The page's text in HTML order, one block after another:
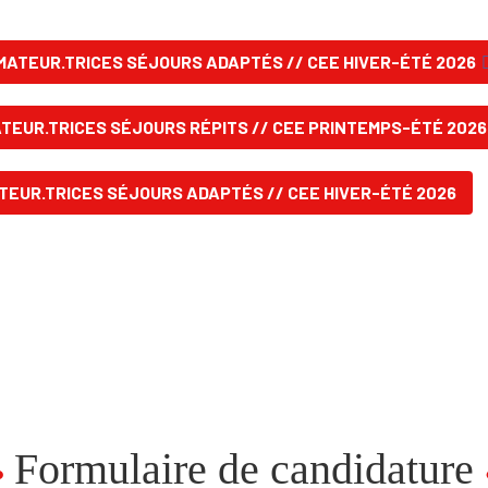
SÉJOURS ADAPTÉS // CEE HIVER-ÉTÉ 2026
SÉJOURS RÉPITS // CEE PRINTEMPS-ÉTÉ 2026
SÉJOURS ADAPTÉS // CEE HIVER-ÉTÉ 2026
Formulaire de candidature